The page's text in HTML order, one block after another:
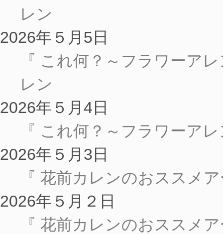
レン
2026年５月5日
『 これ何？～フラワーア
レン
2026年５月4日
『 これ何？～フラワーア
2026年５月3日
『 花前カレンのおススメ
2026年５月２日
『 花前カレンのおススメ